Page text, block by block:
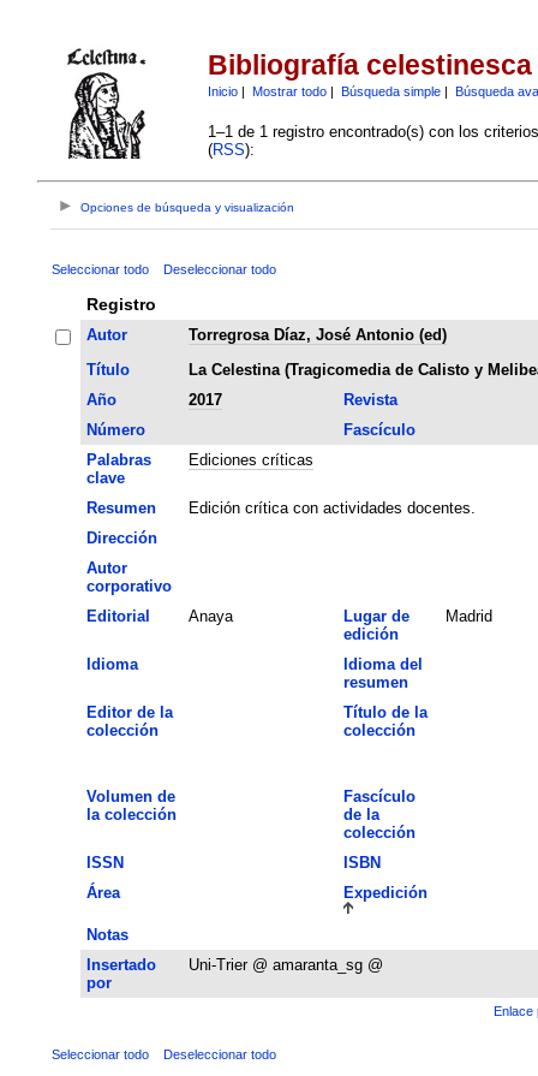
Bibliografía celestinesca
Inicio| Mostrar todo| Búsqueda simple| Búsqueda
1–1 de 1 registro encontrado(s) con los
(RSS):
Opciones de búsqueda y visualización
Seleccionar todo Deseleccionar todo
Registro
Autor
Torregrosa Díaz, José Antonio (ed)
Título
La Celestina (Tragicomedia de Calisto y
Año
2017
Revista
Número
Fascículo
Palabras
clave
Ediciones críticas
Resumen
Edición crítica con actividades docentes.
Dirección
Autor
corporativo
Editorial
Anaya
Lugar de
edición
Madrid
Idioma
Idioma del
resumen
Editor de la
colección
Título de la
colección
Volumen de
la colección
Fascículo
de la
colección
ISSN
ISBN
Área
Expedición
Notas
Insertado
por
Uni-Trier @ amaranta_sg @
Enlace
Seleccionar todo Deseleccionar todo